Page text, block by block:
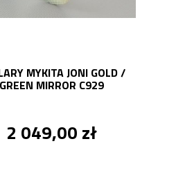
MYKITA JONI GOLD /
MIRROR C929
2 049,00 zł